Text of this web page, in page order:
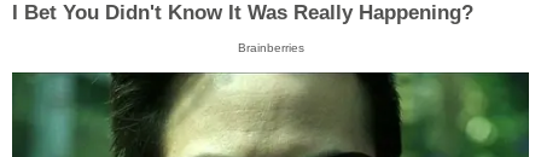
I Bet You Didn't Know It Was Really Happening?
Brainberries